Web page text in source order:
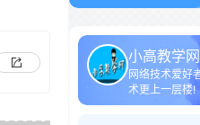
小高教学网
网络技术爱好
术更上一层楼!